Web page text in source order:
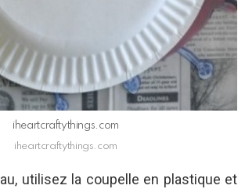
iheartcraftythings.com
iheartcraftythings.com
utilisez la coupelle en plastique et